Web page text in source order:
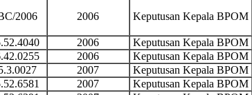
2006 2006 Keputusan Kepala BPOM
2006 Keputusan Kepala BPOM
2006 Keputusan Kepala BPOM
2007 Keputusan Kepala BPOM
2007 Keputusan Kepala BPOM